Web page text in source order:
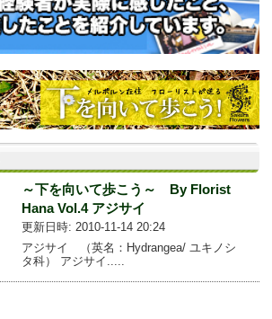
～下を向いて歩こう～ By Florist
Hana Vol.4 アジサイ
更新日時: 2010-11-14 20:24
アジサイ （英名：Hydrangea/ ユキノシ
タ科） アジサイ.....